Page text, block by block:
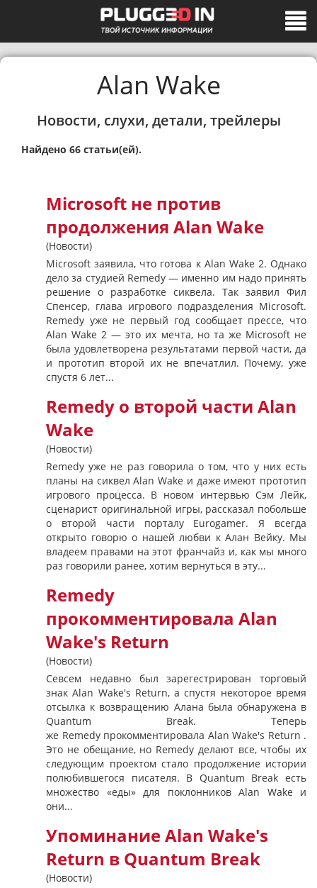
Alan Wake
Новости, слухи, детали, трейлеры
Найдено 66 статьи(ей).
Microsoft не против
продолжения Alan Wake
(Новости)
Microsoft заявила, что готова к Alan Wake 2. Однако
дело за студией Remedy — именно им надо принять
решение о разработке сиквела. Так заявил Фил
Спенсер, глава игрового подразделения Microsoft.
Remedy уже не первый год сообщает прессе, что
Alan Wake 2 — это их мечта, но та же Microsoft не
была удовлетворена результатами первой части, да
и прототип второй их не впечатлил. Почему, уже
спустя 6 лет...
Remedy о второй части Alan
Wake
(Новости)
Remedy уже не раз говорила о том, что у них есть
планы на сиквел Alan Wake и даже имеют прототип
игрового процесса. В новом интервью Сэм Лейк,
сценарист оригинальной игры, рассказал побольше
о второй части порталу Eurogamer. Я всегда
открыто говорю о нашей любви к Алан Вейку. Мы
владеем правами на этот франчайз и, как мы много
раз говорили ранее, хотим вернуться в эту...
Remedy
прокомментировала Alan
Wake's Return
(Новости)
Севсем недавно был зарегестрирован торговый
знак Alan Wake's Return, а спустя некоторое время
отсылка к возвращению Алана была обнаружена в
Quantum Break. Теперь
же Remedy прокомментировала Alan Wake's Return .
Это не обещание, но Remedy делают все, чтобы их
следующим проектом стало продолжение истории
полюбившегося писателя. В Quantum Break есть
множество «еды» для поклонников Alan Wake и
они...
Упоминание Alan Wake's
Return в Quantum Break
(Новости)